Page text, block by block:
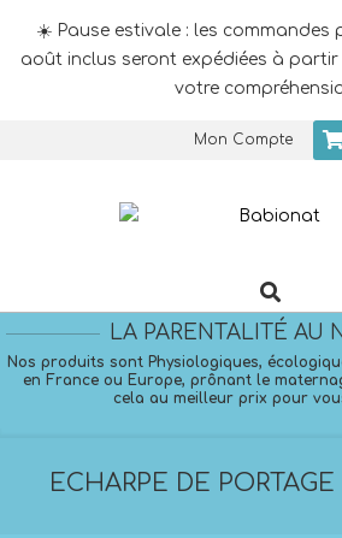
☀️ Pause estivale : les commandes
août inclus seront expédiées à
votre
Mon Compte
Navigation
Search
LA PARENTALITÉ AU
Nos produits sont Physiologiques,
en France ou Europe, prônant le
cela au meilleur prix pour
ECHARPE DE